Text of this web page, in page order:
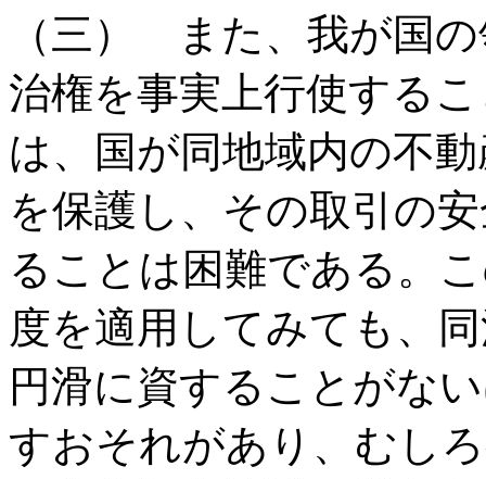
（三） また、我が国
治権を事実上行使する
は、国が同地域内の不
を保護し、その取引の
ることは困難である。
度を適用してみても、
円滑に資することがな
すおそれがあり、むし